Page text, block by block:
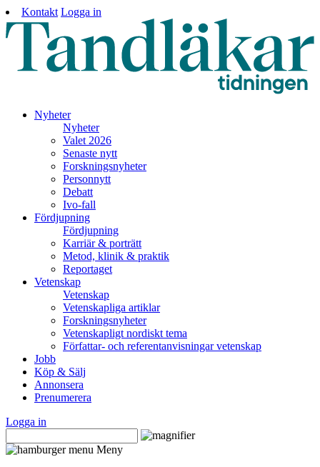
Kontakt Logga in
Nyheter
Nyheter
Valet 2026
Senaste nytt
Forskningsnyheter
Personnytt
Debatt
Ivo-fall
Fördjupning
Fördjupning
Karriär & porträtt
Metod, klinik & praktik
Reportaget
Vetenskap
Vetenskap
Vetenskapliga artiklar
Forskningsnyheter
Vetenskapligt nordiskt tema
Författar- och referentanvisningar vetenskap
Jobb
Köp & Sälj
Annonsera
Prenumerera
Logga in
Meny